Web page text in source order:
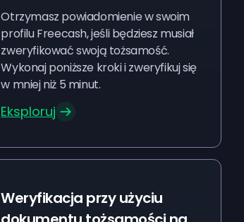
Otrzymasz powiadomienie w swoim
profilu Freecash, jeśli będziesz musiał
zweryfikować swoją tożsamość.
Wykonaj poniższe kroki i zweryfikuj się
w mniej niż 5 minut.
Eksploruj
Weryfikacja przy użyciu